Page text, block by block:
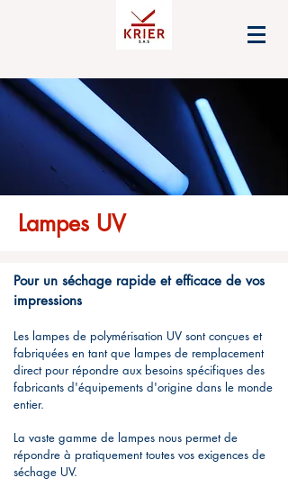
Lampes UV
Pour un séchage rapide et efficace de vos
impressions
Les lampes de polymérisation UV sont conçues et
fabriquées en tant que lampes de remplacement
direct pour répondre aux besoins spécifiques des
fabricants d'équipements d'origine dans le monde
entier.
La vaste gamme de lampes nous permet de
répondre à pratiquement toutes vos exigences de
séchage UV.